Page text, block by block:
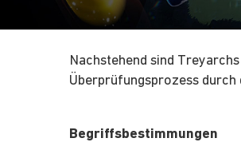
Nachstehend sind
Überprüfungsprozess
Begriffsbestimmungen